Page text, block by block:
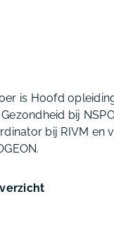
is Hoofd
bij
bij RIVM en